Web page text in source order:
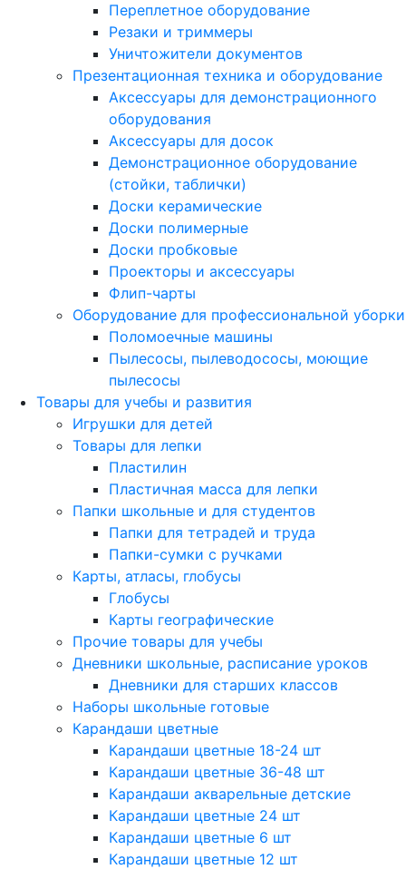
Переплетное оборудование
Резаки и триммеры
Уничтожители документов
Презентационная техника и оборудование
Аксессуары для демонстрационного
оборудования
Аксессуары для досок
Демонстрационное оборудование
(стойки, таблички)
Доски керамические
Доски полимерные
Доски пробковые
Проекторы и аксессуары
Флип-чарты
Оборудование для профессиональной уборки
Поломоечные машины
Пылесосы, пылеводососы, моющие
пылесосы
Товары для учебы и развития
Игрушки для детей
Товары для лепки
Пластилин
Пластичная масса для лепки
Папки школьные и для студентов
Папки для тетрадей и труда
Папки-сумки с ручками
Карты, атласы, глобусы
Глобусы
Карты географические
Прочие товары для учебы
Дневники школьные, расписание уроков
Дневники для старших классов
Наборы школьные готовые
Карандаши цветные
Карандаши цветные 18-24 шт
Карандаши цветные 36-48 шт
Карандаши акварельные детские
Карандаши цветные 24 шт
Карандаши цветные 6 шт
Карандаши цветные 12 шт